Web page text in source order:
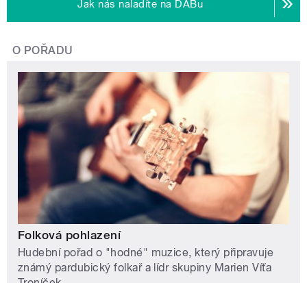
Jak nás naladíte na DABu
O POŘADU
Folková pohlazení
Hudební pořad o "hodné" muzice, který připravuje
známý pardubický folkař a lídr skupiny Marien Víťa